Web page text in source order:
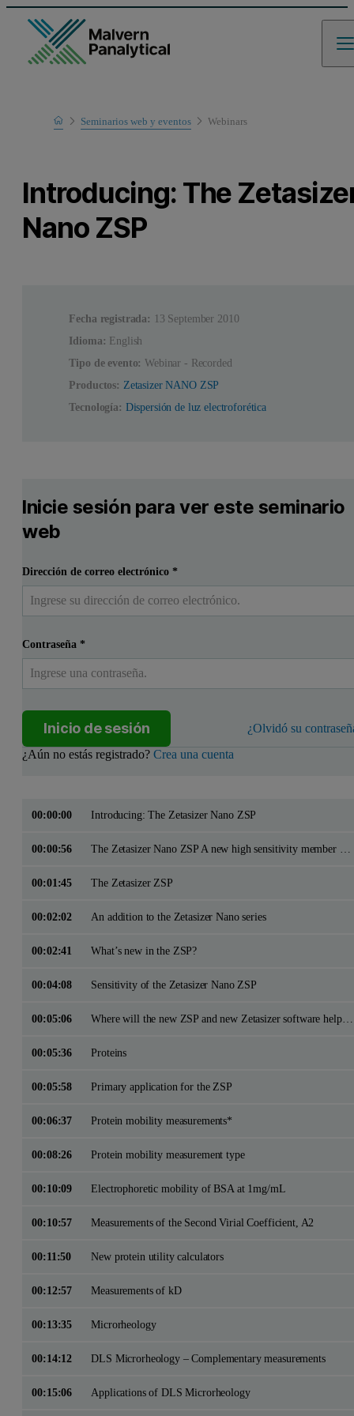
Home
Learn
Seminarios web y eventos Webinars
Introducing: The
Nano ZSP
Fecha registrada: 13 September 2010
Idioma: English
Tipo de evento: Webinar - Recorded
Productos: Zetasizer NANO ZSP
Tecnología: Dispersión de luz electroforética
Inicie sesión para ver este seminario
web
Dirección de correo electrónico*
Contraseña*
Inicio de sesión
¿Olvidó su
¿Aún no estás registrado?Crea una cuenta
00:00:00 Introducing: The Zetasizer Nano ZSP
00:00:56
00:01:45 The Zetasizer ZSP
00:02:02 An addition to the Zetasizer Nano series
00:02:41 What’s new in the ZSP?
00:04:08 Sensitivity of the Zetasizer Nano ZSP
00:05:06 Where will the new ZSP and new Zetasizer software help you most?
00:05:36 Proteins
00:05:58 Primary application for the ZSP
00:06:37 Protein mobility measurements*
00:08:26 Protein mobility measurement type
00:10:09 Electrophoretic mobility of BSA at 1mg/mL
00:10:57 Measurements of the Second Virial Coefficient, A2
00:11:50 New protein utility calculators
00:12:57 Measurements of kD
00:13:35 Microrheology
00:14:12 DLS Microrheology – Complementary measurements
00:15:06 Applications of DLS Microrheology